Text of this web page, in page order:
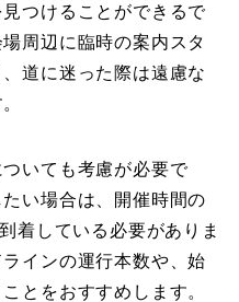
つけることができるで
周辺に臨時の案内スタ
道に迷った際は遠慮な
いても考慮が必要で
い場合は、開催時間の
着している必要がありま
インの運行本数や、始
とをおすすめします。